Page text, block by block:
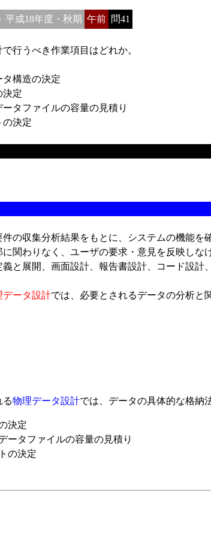
平成18年度・秋期 午前 問41
行うべき作業項目はどれか。
構造の決定
定
タファイルの容量の見積り
決定
の収集分析結果をもとに、システムの機能
関わりなく、ユーザの要求・意見を反映しな
と展開、画面設計、報告書設計、コード設計、
データ設計では、必要とされるデータの分析と
る物理データ設計では、データの具体的な格納
決定
ータファイルの容量の見積り
の決定